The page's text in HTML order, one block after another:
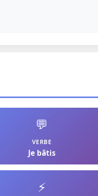
💬
VERBE
Je bâtis
⚡